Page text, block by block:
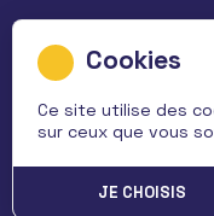
Mentions légales
FNADT du
Ce site utilise des
sur ceux que vous
JE CHOISIS